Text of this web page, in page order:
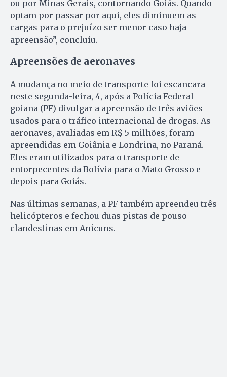
ou por Minas Gerais, contornando Goiás. Quando
optam por passar por aqui, eles diminuem as
cargas para o prejuízo ser menor caso haja
apreensão”, concluiu.
Apreensões de aeronaves
A mudança no meio de transporte foi escancara
neste segunda-feira, 4, após a Polícia Federal
goiana (PF) divulgar a apreensão de três aviões
usados para o tráfico internacional de drogas. As
aeronaves, avaliadas em R$ 5 milhões, foram
apreendidas em Goiânia e Londrina, no Paraná.
Eles eram utilizados para o transporte de
entorpecentes da Bolívia para o Mato Grosso e
depois para Goiás.
Nas últimas semanas, a PF também apreendeu três
helicópteros e fechou duas pistas de pouso
clandestinas em Anicuns.